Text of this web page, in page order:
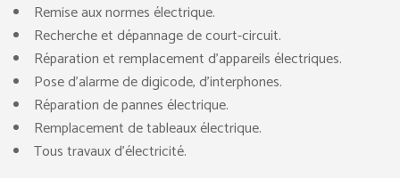
Remise aux normes électrique.
Recherche et dépannage de court-circuit.
Réparation et remplacement d’appareils électriques.
Pose d’alarme de digicode, d’interphones.
Réparation de pannes électrique.
Remplacement de tableaux électrique.
Tous travaux d’électricité.